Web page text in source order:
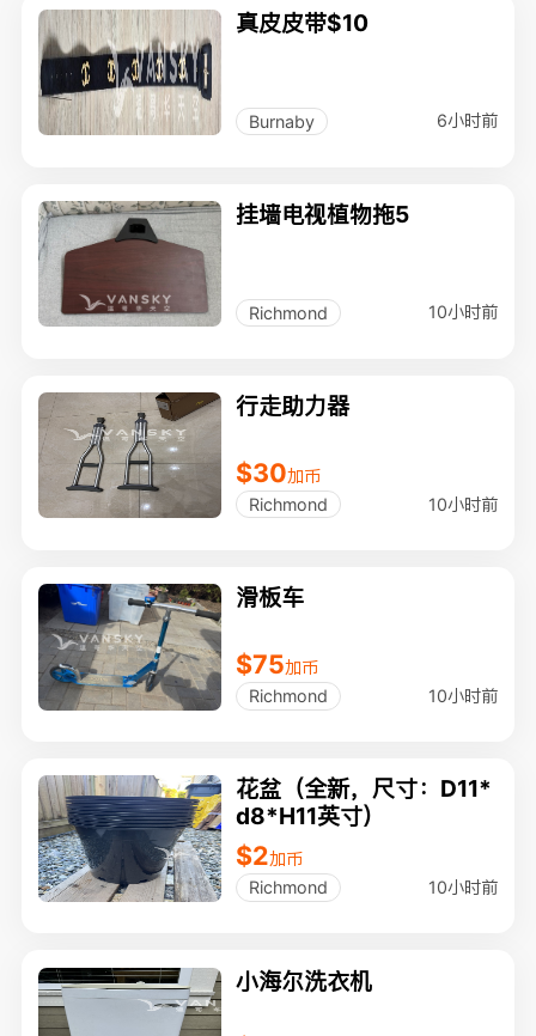
真皮皮带$10
Burnaby 6小时前
挂墙电视植物拖5
Richmond 10小时前
行走助力器
$30加币
Richmond
10小时前
滑板车
$75加币
Richmond
10小时前
花盆（全新，尺寸：D11*
d8*H11英寸）
$2加币
Richmond
10小时前
小海尔洗衣机